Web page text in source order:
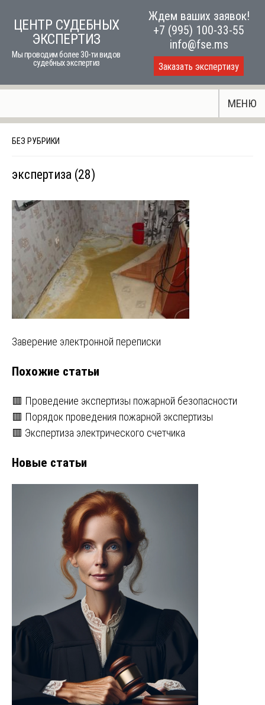
ЦЕНТР СУДЕБНЫХ
ЭКСПЕРТИЗ
Мы проводим более 30-ти видов
судебных экспертиз
Ждем ваших заявок!
+7 (995) 100-33-55
info@fse.ms
Заказать экспертизу
МЕНЮ
БЕЗ РУБРИКИ
экспертиза (28)
Навигация
по
записям
Заверение электронной переписки
Похожие статьи
🟥 Проведение экспертизы пожарной безопасности
🟥 Порядок проведения пожарной экспертизы
🟥 Экспертиза электрического счетчика
Новые статьи